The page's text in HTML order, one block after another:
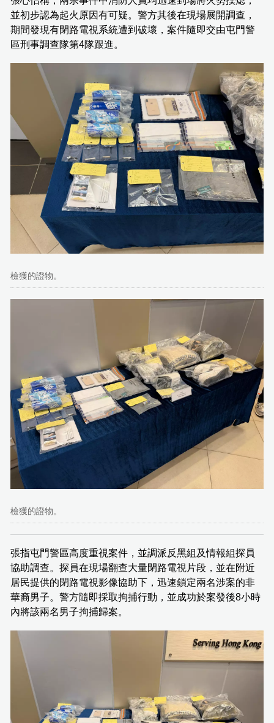
並初步認為起火原因有可疑。警方其後在現場展開調查，
期間發現有閉路電視系統遭到破壞，案件隨即交由屯門警
區刑事調查隊第4隊跟進。
檢獲的證物。
檢獲的證物。
張指屯門警區高度重視案件，並調派反黑組及情報組探員
協助調查。探員在現場翻查大量閉路電視片段，並在附近
居民提供的閉路電視影像協助下，迅速鎖定兩名涉案的非
華裔男子。警方隨即採取拘捕行動，並成功於案發後8小時
內將該兩名男子拘捕歸案。